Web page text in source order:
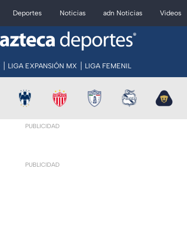
Deportes Noticias adn Noticias Videos
LIGA EXPANSIÓN MX LIGA FEMENIL
PUBLICIDAD
PUBLICIDAD